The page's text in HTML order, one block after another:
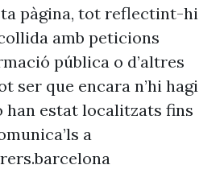
pàgina, tot reflectint-hi
amb peticions
pública o d’altres
ser que encara n’hi hagi
han estat localitzats fins
a